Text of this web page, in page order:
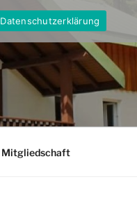
Mitgliedschaft
Datenschutzerklärung